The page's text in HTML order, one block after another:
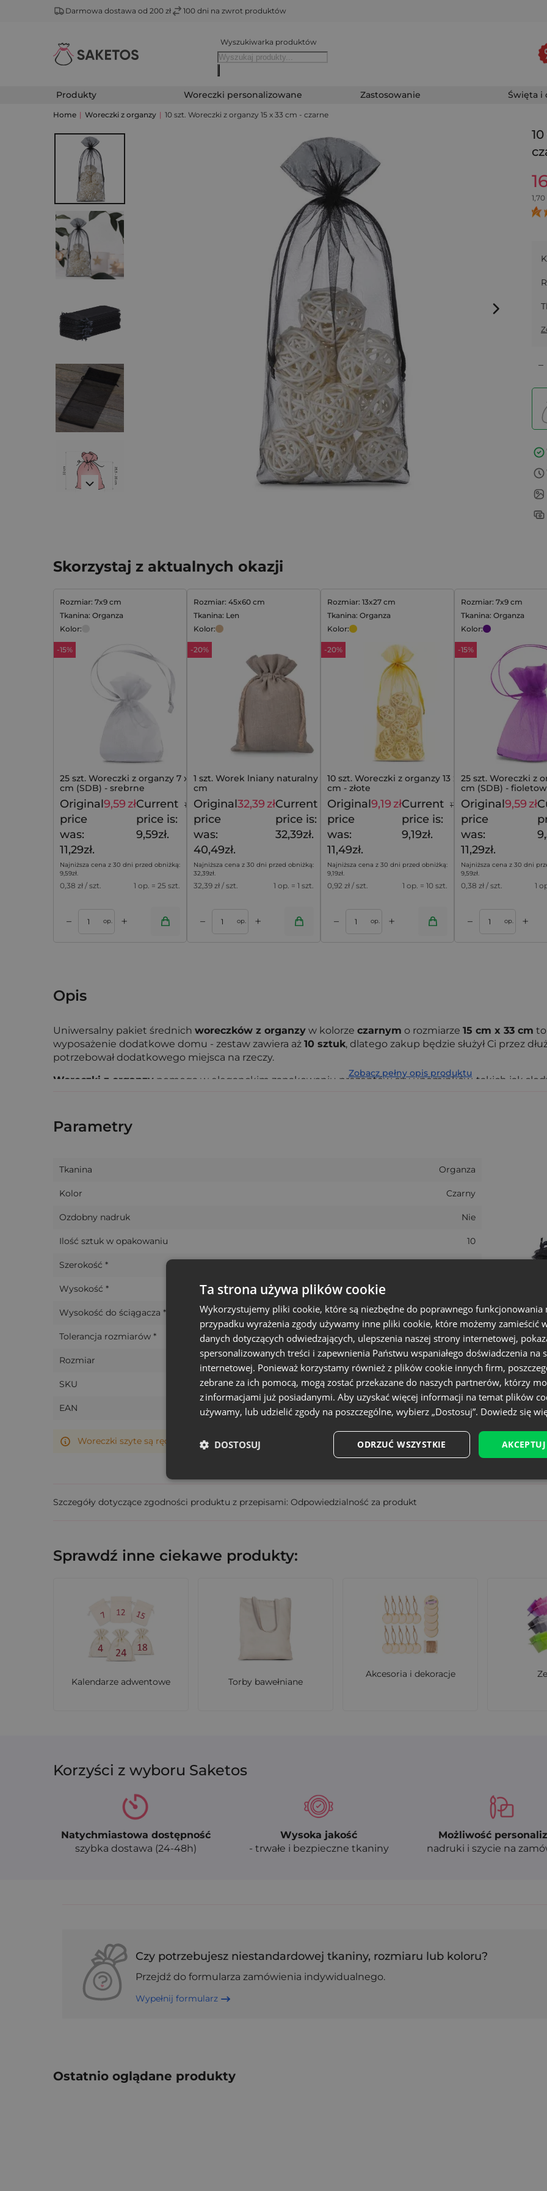
Darmowa dostawa od 200 zł 100 dni na zwrot produktów
Wyszukiwarka produktów
Produkty Woreczki personalizowane Zastosowanie Święta i
Home | Woreczki z organzy | 10 szt. Woreczki z organzy 15 x 33 cm - czarne
1,70
–
Skorzystaj z aktualnych okazji
Rozmiar: 7x9 cm
Tkanina: Organza
Kolor:
-15%
25 szt. Woreczki z organzy 7 x 9
cm (SDB) - srebrne
11,29 zł
Original
price
was:
11,29zł.
9,59złCurrent
price is:
9,59zł.
Najniższa cena z 30 dni przed obniżką:
9,59zł.
0,38 zł / szt. 1 op. = 25 szt.
– op. +
Rozmiar: 45x60 cm
Tkanina: Len
Kolor:
-20%
1 szt. Worek lniany naturalny 45 x 60
cm
40,49 zł
Original
price
was:
40,49zł.
32,39złCurrent
price is:
32,39zł.
Najniższa cena z 30 dni przed obniżką:
32,39zł.
32,39 zł / szt. 1 op. = 1 szt.
– op. +
Rozmiar: 13x27 cm
Tkanina: Organza
Kolor:
-20%
10 szt. Woreczki z organzy 13 x 27
cm - złote
11,49 zł
Original
price
was:
11,49zł.
9,19złCurrent
price is:
9,19zł.
Najniższa cena z 30 dni przed obniżką:
9,19zł.
0,92 zł / szt. 1 op. = 10 szt.
– op. +
Dodaj do koszyka
Rozmiar: 7x9 cm
Tkanina: Organza
Kolor:
-15%
25 szt. Woreczki z
cm (SDB) -
Original
price
was:
11,29zł.
9,59zł
Najniższa cena z 30 dni
9,59zł.
0,38 zł / szt. 1
– op. +
Dodaj do koszyka Dodaj do koszyka
Opis
Uniwersalny pakiet średnich woreczków z organzy w kolorze czarnym o rozmiarze 15 cm x 33 cm to
wyposażenie dodatkowe domu - zestaw zawiera aż 10 sztuk, dlatego zakup będzie służył Ci przez
potrzebował dodatkowego miejsca na rzeczy.
Woreczki z organzy pomogą w eleganckim zapakowaniu prezentów czy upominków, takich jak
Możemy również wykonać woreczki z nadrukiem dodając Twoje logo bezpośrednio na materiale -
Zobacz pełny opis produktu
Parametry
Tkanina Organza
Kolor Czarny
Ozdobny nadruk Nie
Ilość sztuk w opakowaniu 10
Szerokość *
Wysokość *
Wysokość do ściągacza * 25.5 - 26 cm
Tolerancja rozmiarów * +/- 1 cm
Rozmiar Średni
SKU ORB-1533-BKX-271
EAN 5902565681715
Woreczki szyte są ręcznie, dlatego ich rzeczywisty rozmiar może różnić +/- 1 cm
Szczegóły dotyczące zgodności produktu z przepisami: Odpowiedzialność za produkt
Sprawdź inne ciekawe produkty:
Kalendarze adwentowe Torby bawełniane
Akcesoria i dekoracje
Korzyści z wyboru Saketos
Natychmiastowa dostępność
szybka dostawa (24-48h)
Wysoka jakość
- trwałe i bezpieczne tkaniny
Możliwość
nadruki i szycie na
Czy potrzebujesz niestandardowej tkaniny, rozmiaru lub koloru?
Przejdź do formularza zamówienia indywidualnego.
Wypełnij formularz
Ostatnio oglądane produkty
Ta strona używa plików cookie
Wykorzystujemy pliki cookie, które są niezbędne do poprawnego funkcjonowania
przypadku wyrażenia zgody używamy inne pliki cookie, które możemy zamieścić
danych dotyczących odwiedzających, ulepszenia naszej strony internetowej,
spersonalizowanych treści i zapewnienia Państwu wspaniałego doświadczenia na
internetowej. Ponieważ korzystamy również z plików cookie innych firm,
zebrane za ich pomocą, mogą zostać przekazane do naszych partnerów, którzy
z informacjami już posiadanymi. Aby uzyskać więcej informacji na temat plików
używamy, lub udzielić zgody na poszczególne, wybierz „Dostosuj”. Dowiedz się
ODRZUĆ WSZYSTKIE
DOSTOSUJ